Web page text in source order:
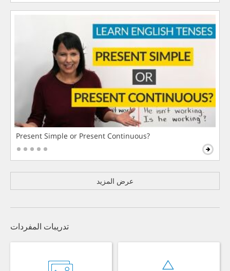
Present Simple or Present Continuous?
عرض المزيد
تدريبات المفردات